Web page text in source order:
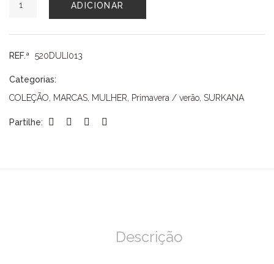
de
SHIRT
SURKANA
ADICIONAR
REF.ª 520DULI013
Categorias:
COLEÇÃO, MARCAS, MULHER, Primavera / verão, SURKANA
Partilhe:
Descrição